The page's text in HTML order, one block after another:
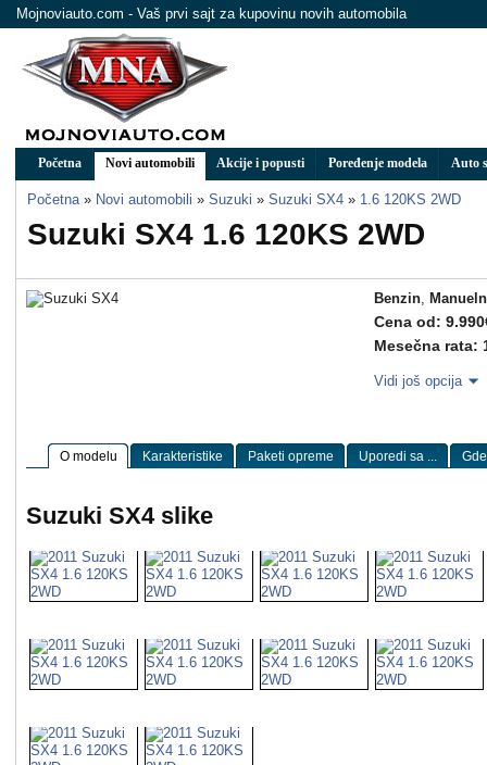
Mojnoviauto.com - Vaš prvi sajt za kupovinu novih automobila
Početna Novi automobili Akcije i popusti Poređenje modela Auto
Početna » Novi automobili » Suzuki » Suzuki SX4 » 1.6 120KS 2WD
Suzuki SX4 1.6 120KS 2WD
Benzin,
Cena od:
Mesečna rata:
Vidi još opcija
O modelu Karakteristike Paketi opreme Uporedi sa ...
Suzuki SX4 slike